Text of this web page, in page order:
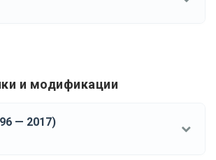
и модификации
— 2017)